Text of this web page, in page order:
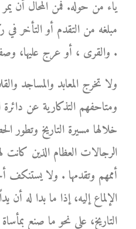
ياء من حوله. فمن المحال أن
مبلغه من التقدم أو التأخر
والقرى ، أو عرج عليها، وصفها وأبدى انطباعه عنها .
ولا تخرج المعابد والمساجد
ومتاحفهم التذكارية عن
خلالها مسيرة التاريخ وتطور
الرجالات العظام الذين كانت
أممهم وتقدمها . ولا يستنكف
الإلماع إليه، إذا ما بدا له
التاريخ، على نحو ما صنع